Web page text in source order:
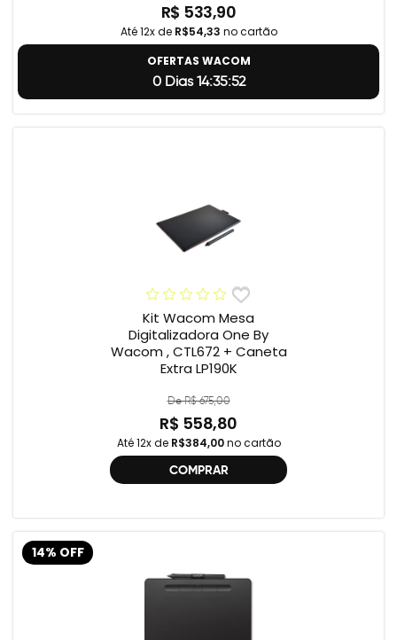
R$ 533,90
Até 12x de R$54,33 no cartão
OFERTAS WACOM
0 Dias 14:35:51
Kit Wacom Mesa
Digitalizadora One By
Wacom , CTL672 + Caneta
Extra LP190K
De R$ 675,00
R$ 558,80
Até 12x de R$384,00no cartão
COMPRAR
14% OFF